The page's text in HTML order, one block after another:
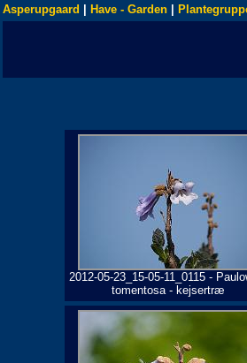
Asperupgaard Have - Garden
2012-05-23_15-05-11_0115 -
tomentosa - kejsertræ